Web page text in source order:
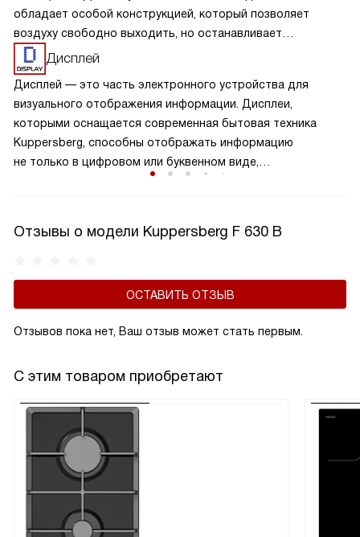
обладает особой конструкцией, который позволяет
воздуху свободно выходить, но останавливает
образование обратного потока. Клапан обеспечивает
надежную защиту от возвращения нежелательных
запахов, повышает эффективность работы вытяжки и
поддерживает чистоту воздуха на вашей кухне. Это
важный элемент вытяжки, который способствует
сохранению здорового микроклимата в комнате,
продляет срок службы устройства, а также не дает
Дисплей
Дисплей — это часть электронного устройства для
визуального отображения информации. Дисплеи,
которыми оснащается современная бытовая техника
Kuppersberg, способны отображать информацию
не только в цифровом или буквенном виде,
Отзывы о модели Kuppersberg F 630 B
ОСТАВИТЬ ОТЗЫВ
Отзывов пока нет, Ваш отзыв может стать первым.
С этим товаром приобретают